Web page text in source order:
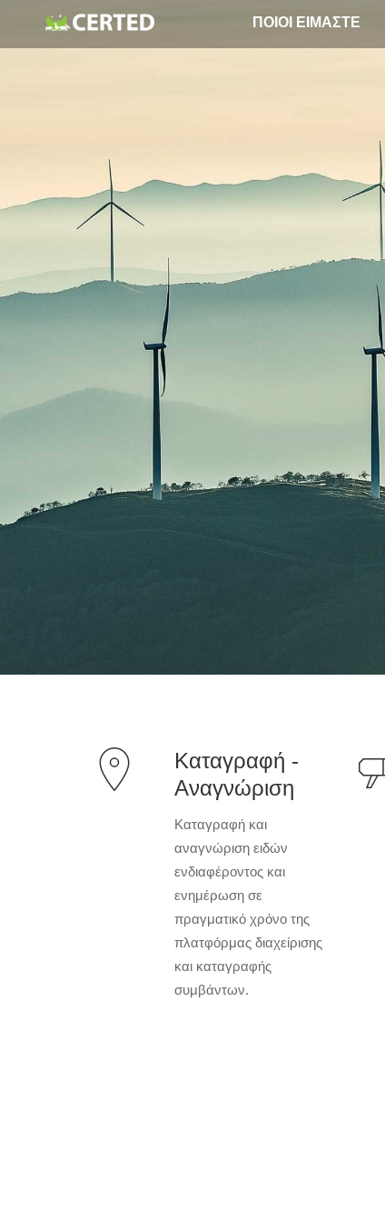
ΠΟΙΟΙ ΕΙΜΑΣΤΕ
Καταγραφή -
Αναγνώριση
Kαταγραφή και
αναγνώριση ειδών
ενδιαφέροντος και
ενημέρωση σε
πραγματικό χρόνο της
πλατφόρμας διαχείρισης
και καταγραφής
συμβάντων.